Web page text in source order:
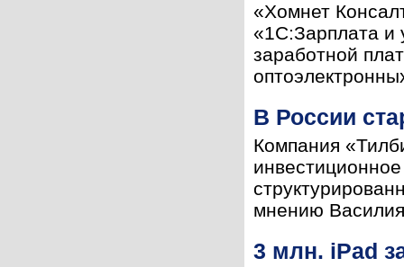
«Хомнет
«1С:Зарплата и
заработной
В России
Компания
мнению
3 млн. iPad